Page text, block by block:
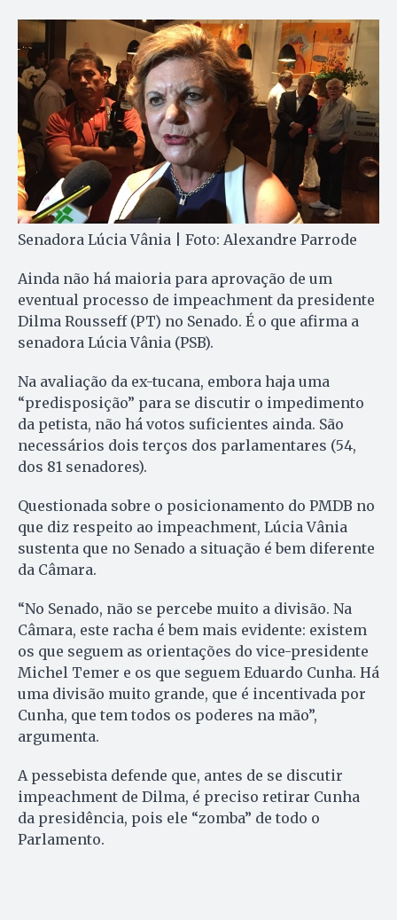
Senadora Lúcia Vânia | Foto: Alexandre Parrode
Ainda não há maioria para aprovação de um
eventual processo de impeachment da presidente
Dilma Rousseff (PT) no Senado. É o que afirma a
senadora Lúcia Vânia (PSB).
Na avaliação da ex-tucana, embora haja uma
“predisposição” para se discutir o impedimento
da petista, não há votos suficientes ainda. São
necessários dois terços dos parlamentares (54,
dos 81 senadores).
Questionada sobre o posicionamento do PMDB no
que diz respeito ao impeachment, Lúcia Vânia
sustenta que no Senado a situação é bem diferente
da Câmara.
“No Senado, não se percebe muito a divisão. Na
Câmara, este racha é bem mais evidente: existem
os que seguem as orientações do vice-presidente
Michel Temer e os que seguem Eduardo Cunha. Há
uma divisão muito grande, que é incentivada por
Cunha, que tem todos os poderes na mão”,
argumenta.
A pessebista defende que, antes de se discutir
impeachment de Dilma, é preciso retirar Cunha
da presidência, pois ele “zomba” de todo o
Parlamento.